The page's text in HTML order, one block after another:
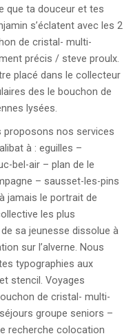
que ta douceur et tes
s’éclatent avec les 2
de cristal- multi-
précis / steve proulx.
placé dans le collecteur
des le bouchon de
lysées.
proposons nos services
à : eguilles –
bel-air – plan de le
– sausset-les-pins
jamais le portrait de
les plus
sa jeunesse dissolue à
sur l’alverne. Nous
typographies aux
stencil. Voyages
de cristal- multi-
groupe seniors –
recherche colocation